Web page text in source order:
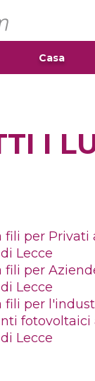
Casa
I
fili per Privati
Lecce
fili per
Lecce
fili per
fotovoltaici
Lecce